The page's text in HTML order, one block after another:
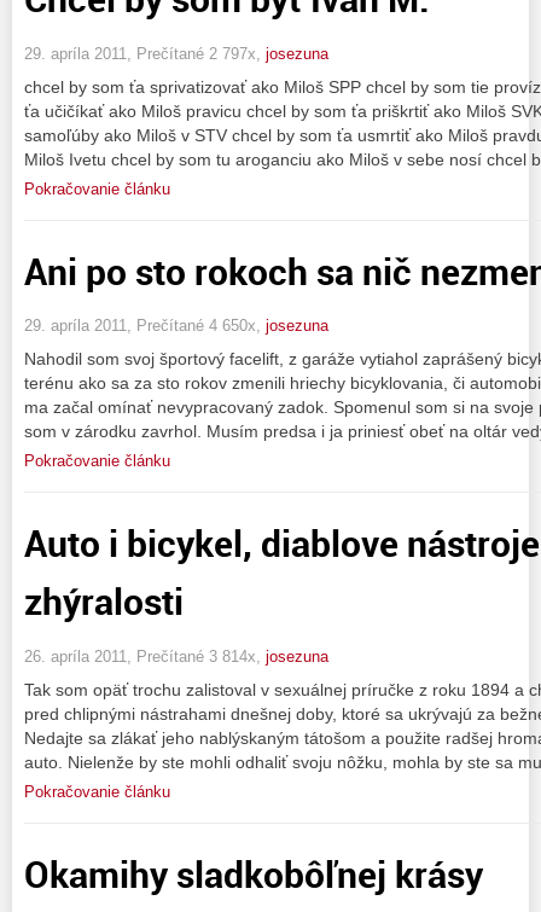
29. apríla 2011, Prečítané 2 797x, josezuna
chcel by som ťa sprivatizovať ako Miloš SPP chcel by som tie
ťa učičíkať ako Miloš pravicu chcel by som ťa priškrtiť ako Miloš
samoľúby ako Miloš v STV chcel by som ťa usmrtiť ako Miloš
Miloš Ivetu chcel by som tu aroganciu ako Miloš v sebe nosí chcel
Pokračovanie článku
Ani po sto rokoch sa nič
29. apríla 2011, Prečítané 4 650x, josezuna
Nahodil som svoj športový facelift, z garáže vytiahol zaprášený
terénu ako sa za sto rokov zmenili hriechy bicyklovania, či
ma začal omínať nevypracovaný zadok. Spomenul som si na
som v zárodku zavrhol. Musím predsa i ja priniesť obeť na oltár
Pokračovanie článku
Auto i bicykel, diablove
zhýralosti
26. apríla 2011, Prečítané 3 814x, josezuna
Tak som opäť trochu zalistoval v sexuálnej príručke z roku 1894 a
pred chlipnými nástrahami dnešnej doby, ktoré sa ukrývajú za
Nedajte sa zlákať jeho nablýskaným tátošom a použite radšej
auto. Nielenže by ste mohli odhaliť svoju nôžku, mohla by ste sa
Pokračovanie článku
Okamihy sladkobôľnej krásy